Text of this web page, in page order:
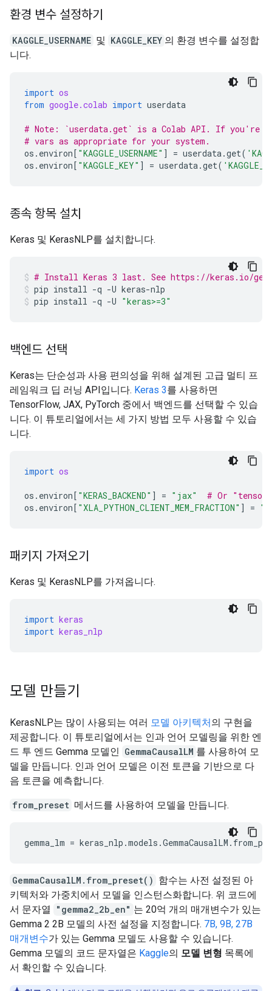
환경 변수 설정하기
KAGGLE_USERNAME 및 KAGGLE_KEY 의 환경 변수를 설정합
니다.
import os
from google.colab import userdata
# Note: `userdata.get` is a Colab API. If you're
# vars as appropriate for your system.
os . environ[ "KAGGLE_USERNAME" ] = userdata.get(
os . environ[ "KAGGLE_KEY" ] = userdata.get(
종속 항목 설치
Keras 및 KerasNLP를 설치합니다.
# Install Keras 3 last. See https://keras.io/
pip install -q -U keras-nlp
pip install -q -U "keras>=3"
백엔드 선택
Keras는 단순성과 사용 편의성을 위해 설계된 고급 멀티 프
레임워크 딥 러닝 API입니다. Keras 3를 사용하면
TensorFlow, JAX, PyTorch 중에서 백엔드를 선택할 수 있습
니다. 이 튜토리얼에서는 세 가지 방법 모두 사용할 수 있습
니다.
import os
os . environ[ "KERAS_BACKEND" ] = "jax"
# Or
os . environ[ "XLA_PYTHON_CLIENT_MEM_FRACTION" ] =
패키지 가져오기
Keras 및 KerasNLP를 가져옵니다.
import keras
import keras_nlp
모델 만들기
KerasNLP는 많이 사용되는 여러 모델 아키텍처의 구현을
제공합니다. 이 튜토리얼에서는 인과 언어 모델링을 위한 엔
드 투 엔드 Gemma 모델인 GemmaCausalLM 를 사용하여 모
델을 만듭니다. 인과 언어 모델은 이전 토큰을 기반으로 다
음 토큰을 예측합니다.
from_preset 메서드를 사용하여 모델을 만듭니다.
gemma_lm = keras_nlp .models .GemmaCausalLM .
GemmaCausalLM.from_preset() 함수는 사전 설정된 아
키텍처와 가중치에서 모델을 인스턴스화합니다. 위 코드에
서 문자열
"gemma2_2b_en" 는 20억 개의 매개변수가 있는
Gemma 2 2B 모델의 사전 설정을 지정합니다. 7B, 9B, 27B
매개변수가 있는 Gemma 모델도 사용할 수 있습니다.
Gemma 모델의 코드 문자열은 Kaggle의 모델 변형 목록에
서 확인할 수 있습니다.